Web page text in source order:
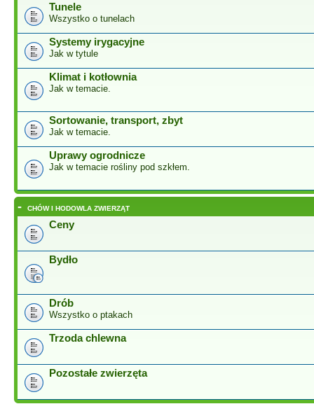
Tunele
Wszystko o tunelach
Systemy irygacyjne
Jak w tytule
Klimat i kotłownia
Jak w temacie.
Sortowanie, transport, zbyt
Jak w temacie.
Uprawy ogrodnicze
Jak w temacie rośliny pod szkłem.
- CHÓW I HODOWLA ZWIERZĄT
Ceny
Bydło
Drób
Wszystko o ptakach
Trzoda chlewna
Pozostałe zwierzęta